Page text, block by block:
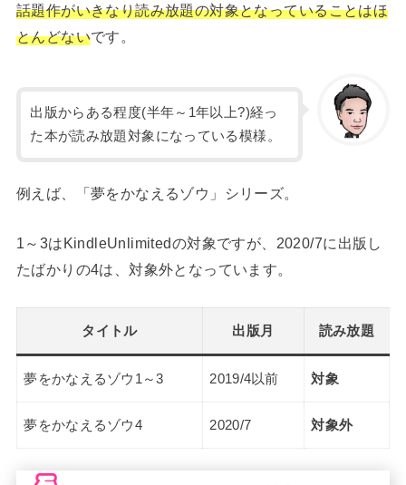
話題作がいきなり読み放題の対象となっていることはほ
とんどないです。
出版からある程度(半年～1年以上?)経っ
た本が読み放題対象になっている模様。
例えば、「夢をかなえるゾウ」シリーズ。
1～3はKindleUnlimitedの対象ですが、2020/7に出版し
たばかりの4は、対象外となっています。
タイトル 出版月 読み放題
夢をかなえるゾウ1～3 2019/4以前 対象
夢をかなえるゾウ4 2020/7 対象外